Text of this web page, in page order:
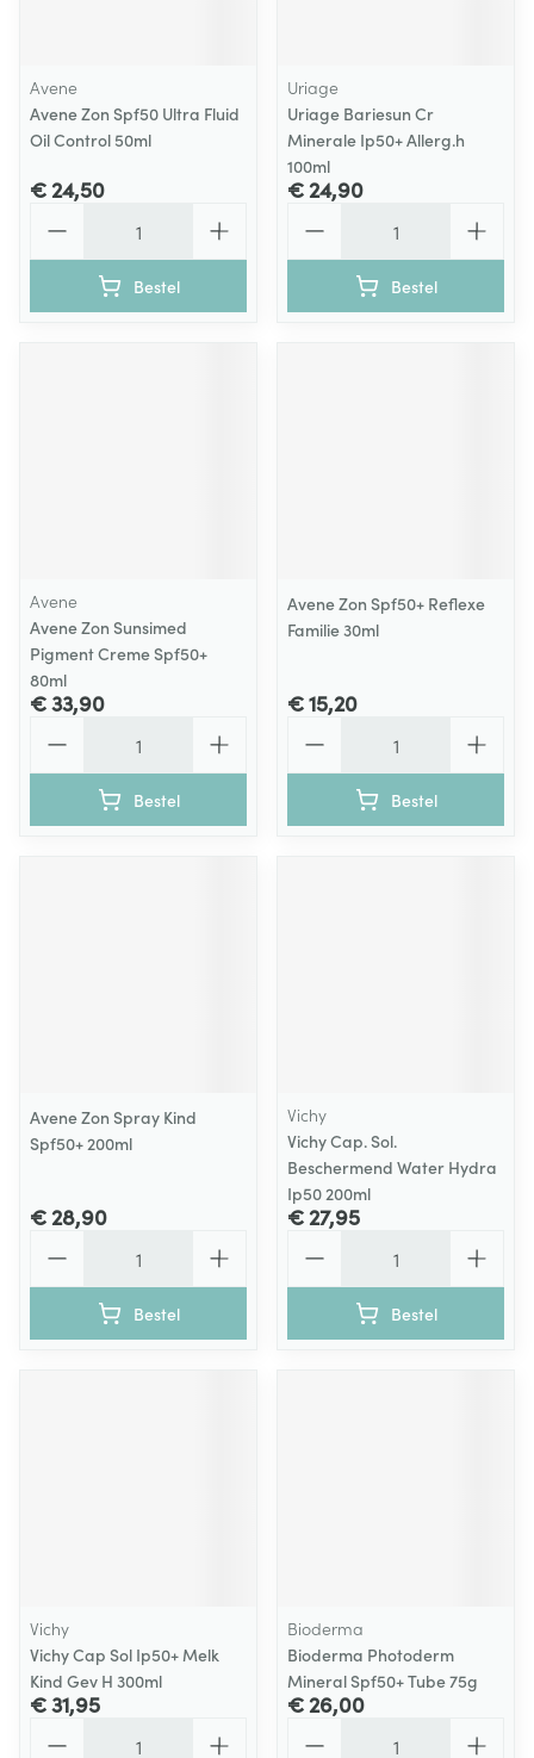
Avene
Avene Zon Spf50 Ultra Fluid
Oil Control 50ml
€ 24,50
Bestel
Uriage
Uriage Bariesun Cr
Minerale Ip50+ Allerg.h
100ml
€ 24,90
Bestel
Avene
Avene Zon Sunsimed
Pigment Creme Spf50+
80ml
€ 33,90
Bestel
Avene Zon Spf50+ Reflexe
Familie 30ml
€ 15,20
Bestel
Avene Zon Spray Kind
Spf50+ 200ml
€ 28,90
Bestel
Vichy
Vichy Cap. Sol.
Beschermend Water Hydra
Ip50 200ml
€ 27,95
Bestel
Vichy
Vichy Cap Sol Ip50+ Melk
Kind Gev H 300ml
€ 31,95
Bioderma
Bioderma Photoderm
Mineral Spf50+ Tube 75g
€ 26,00